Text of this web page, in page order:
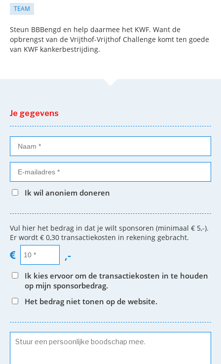
TEAM
Steun BBBengd en help daarmee het KWF. Want de
opbrengst van de Vrijthof-Vrijthof Challenge komt ten goede
van KWF kankerbestrijding.
Je gegevens
Ik wil anoniem doneren
Vul hier het bedrag in dat je wilt sponsoren (minimaal € 5,-).
Er wordt € 0,30 transactiekosten in rekening gebracht.
,-
Ik kies ervoor om de transactiekosten in te houden
op mijn sponsorbedrag.
Het bedrag niet tonen op de website.